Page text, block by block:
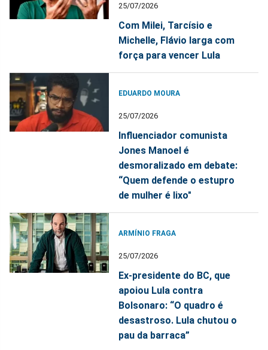
25/07/2026
Com Milei, Tarcísio e
Michelle, Flávio larga com
força para vencer Lula
EDUARDO MOURA
25/07/2026
Influenciador comunista
Jones Manoel é
desmoralizado em debate:
“Quem defende o estupro
de mulher é lixo"
ARMÍNIO FRAGA
25/07/2026
Ex-presidente do BC, que
apoiou Lula contra
Bolsonaro: “O quadro é
desastroso. Lula chutou o
pau da barraca”